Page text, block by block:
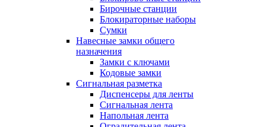
Бирочные станции
Блокираторные наборы
Сумки
Навесные замки общего
назначения
Замки с ключами
Кодовые замки
Сигнальная разметка
Диспенсеры для ленты
Сигнальная лента
Напольная лента